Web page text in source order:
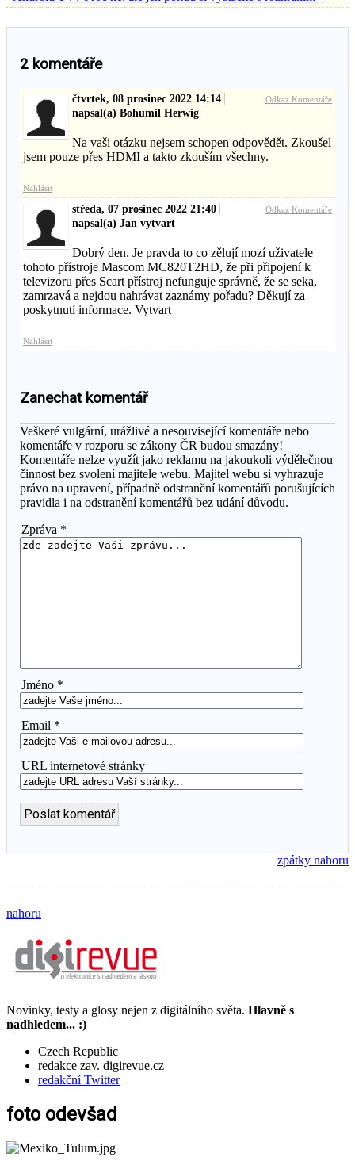
2 komentáře
Odkaz Komentáře
čtvrtek, 08 prosinec 2022 14:14
napsal(a) Bohumil Herwig
Na vaši otázku nejsem schopen odpovědět. Zkoušel
jsem pouze přes HDMI a takto zkouším všechny.
Nahlásit
Odkaz Komentáře
středa, 07 prosinec 2022 21:40
napsal(a) Jan vytvart
Dobrý den. Je pravda to co zělují mozí uživatele
tohoto přístroje Mascom MC820T2HD, že při připojení k
televizoru přes Scart přístroj nefunguje správně, že se seka,
zamrzavá a nejdou nahrávat zaznámy pořadu? Děkují za
poskytnutí informace. Vytvart
Nahlásit
Zanechat komentář
Veškeré vulgární, urážlivé a nesouvisející komentáře nebo
komentáře v rozporu se zákony ČR budou smazány!
Komentáře nelze využít jako reklamu na jakoukoli výdělečnou
činnost bez svolení majitele webu. Majitel webu si vyhrazuje
právo na upravení, případně odstranění komentářů porušujících
pravidla i na odstranění komentářů bez udání důvodu.
Zpráva *
Jméno *
Email *
URL internetové stránky
zpátky nahoru
nahoru
Novinky, testy a glosy nejen z digitálního světa. Hlavně s
nadhledem... :)
Czech Republic
redakce zav. digirevue.cz
redakční Twitter
foto odevšad